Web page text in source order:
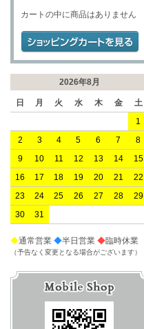
カートの中に商品はありません
2026年8月
日 月 火 水 木 金
土
1
2
3 4 5 6 7
8
9
10 11 12 13 14
15
16
17 18 19 20 21
22
23
24 25 26 27 28
29
30
31
◆通常営業 ◆半日営業 ◆臨時休業
（予告なく変更となる場合がございます）